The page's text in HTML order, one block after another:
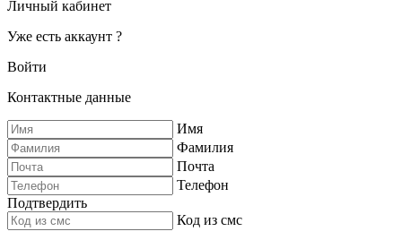
Личный кабинет
Уже есть аккаунт ?
Войти
Контактные данные
Имя
Фамилия
Почта
Телефон
Подтвердить
Код из смс